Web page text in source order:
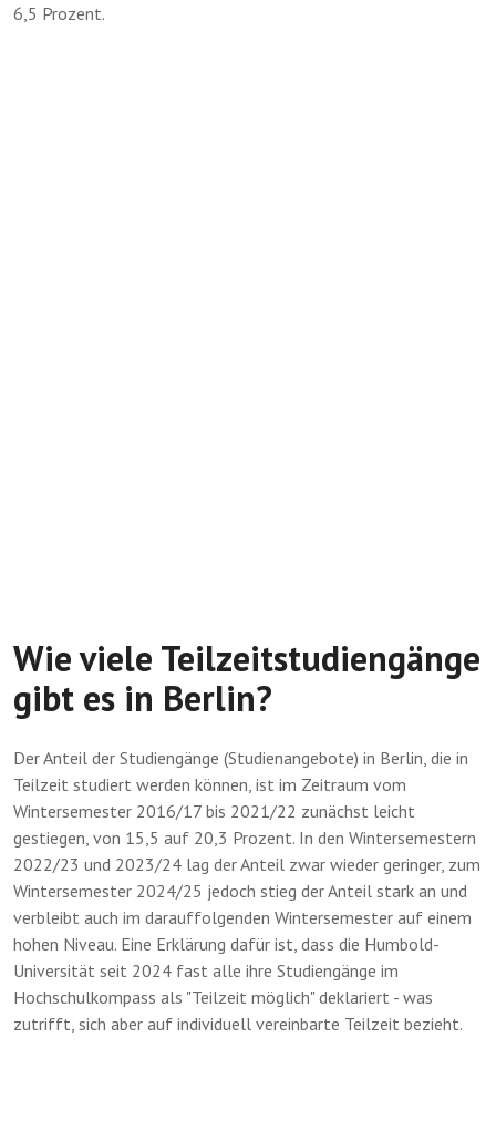
6,5 Prozent.
Wie viele Teilzeitstudiengänge
gibt es in Berlin?
Der Anteil der Studiengänge (Studienangebote) in Berlin, die in
Teilzeit studiert werden können, ist im Zeitraum vom
Wintersemester 2016/17 bis 2021/22 zunächst leicht
gestiegen, von 15,5 auf 20,3 Prozent. In den Wintersemestern
2022/23 und 2023/24 lag der Anteil zwar wieder geringer, zum
Wintersemester 2024/25 jedoch stieg der Anteil stark an und
verbleibt auch im darauffolgenden Wintersemester auf einem
hohen Niveau. Eine Erklärung dafür ist, dass die Humbold-
Universität seit 2024 fast alle ihre Studiengänge im
Hochschulkompass als "Teilzeit möglich" deklariert - was
zutrifft, sich aber auf individuell vereinbarte Teilzeit bezieht.